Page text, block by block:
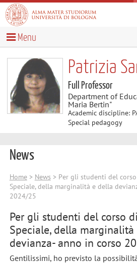
Menu
Patrizia
Full Professor
Department of
Maria Bertin"
Academic discipline:
Special pedagogy
News
Home> News > Per gli studenti del
Speciale, della marginalità e della
2024/25
Per gli studenti del corso
Speciale, della
devianza- anno in corso
Gentilissimi, ho previsto la